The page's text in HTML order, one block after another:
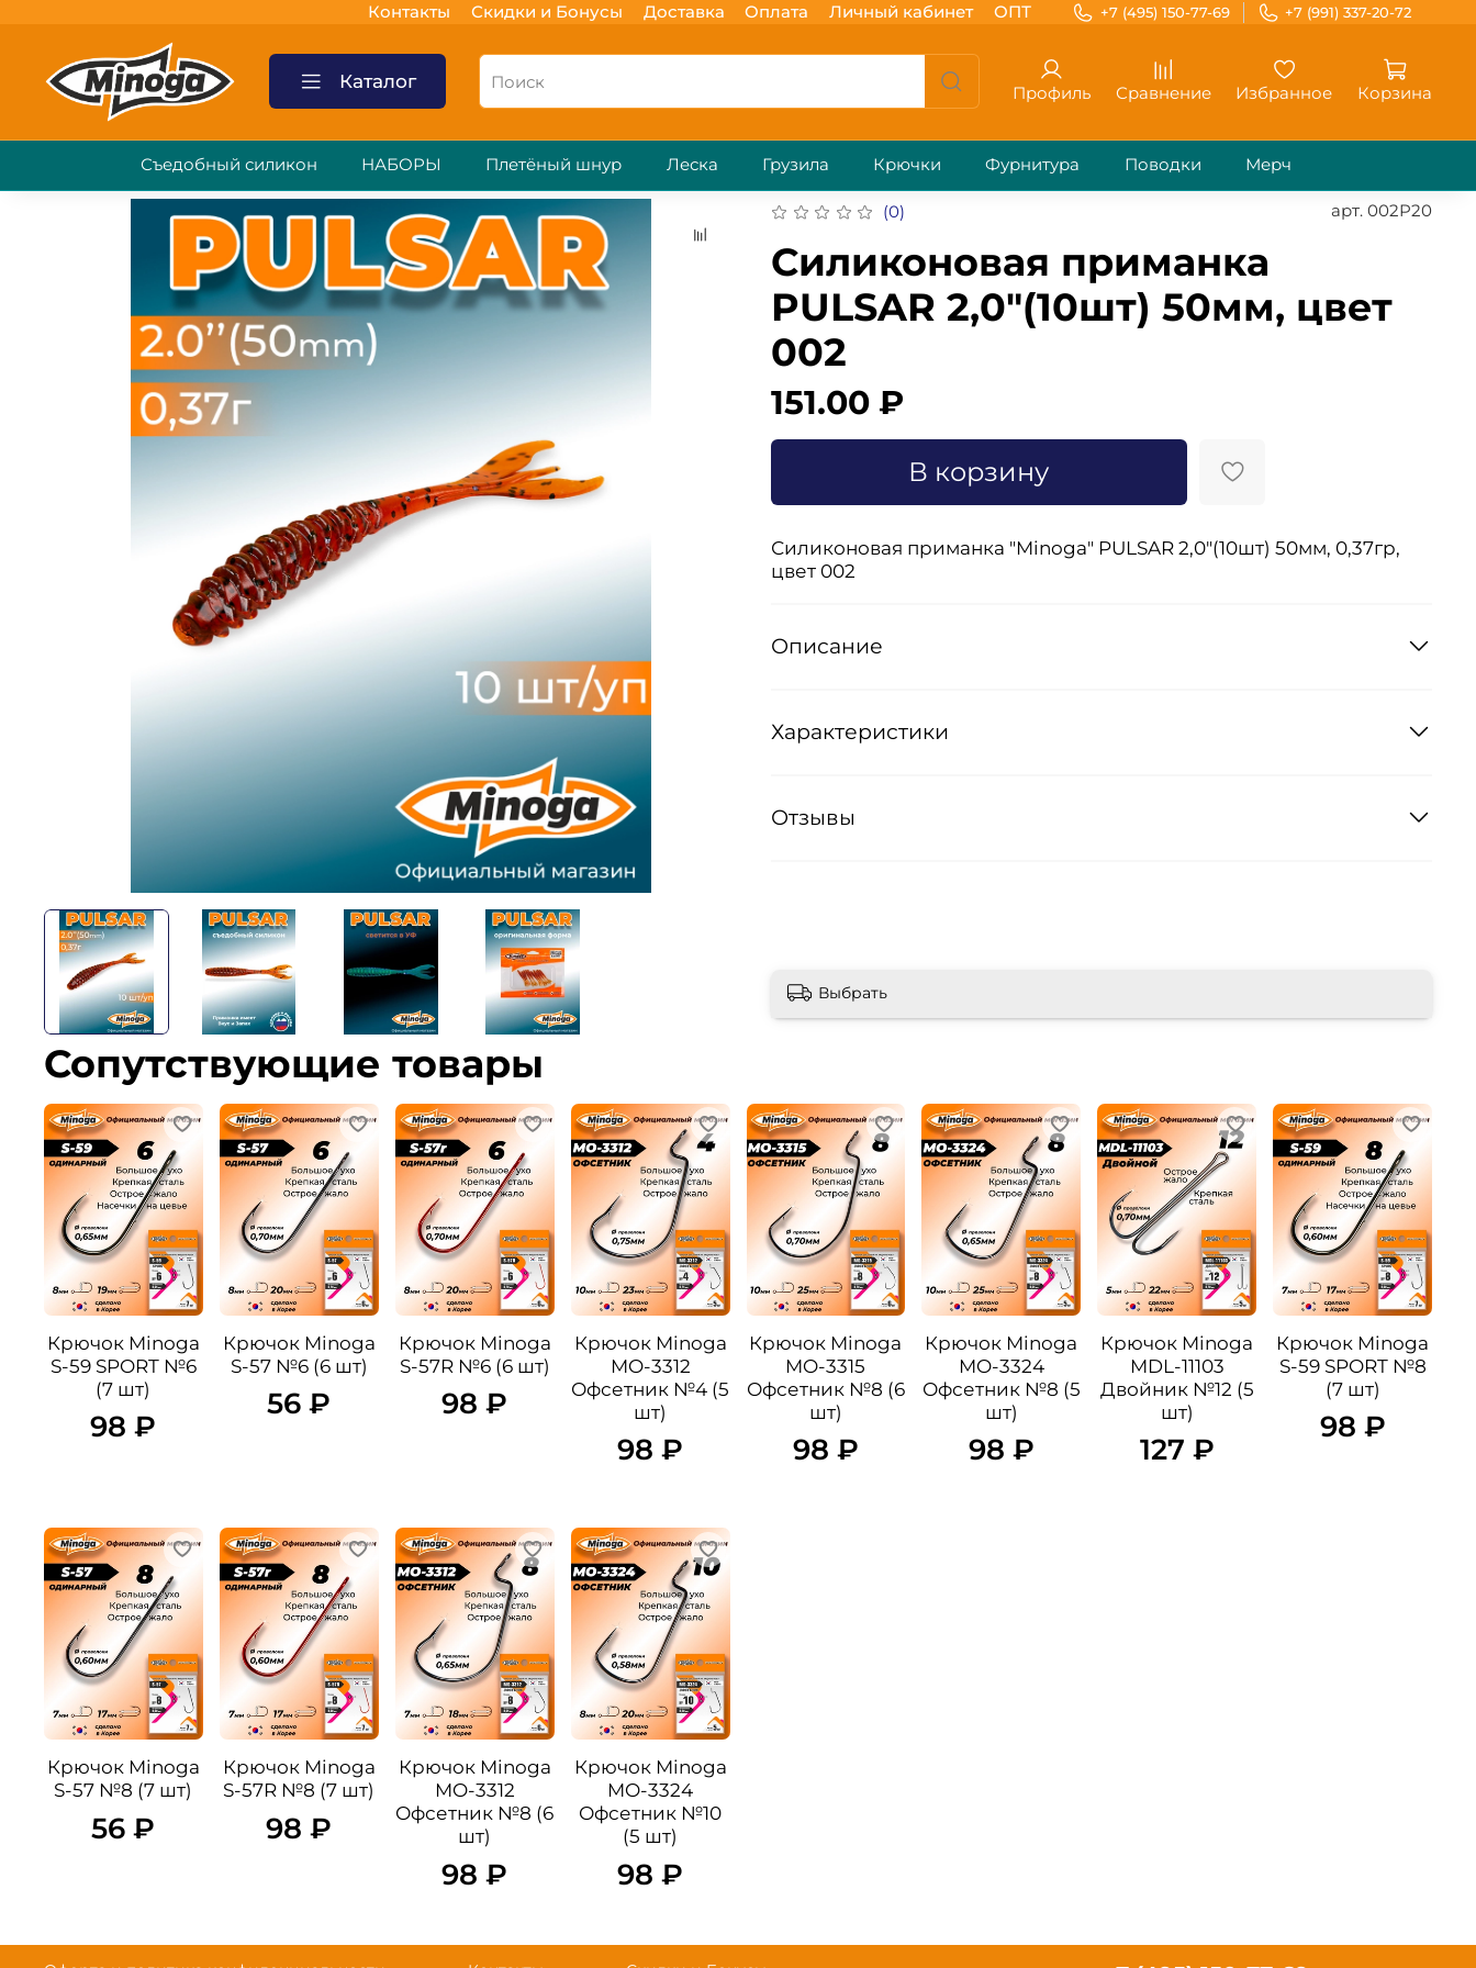
Контакты Скидки и Бонусы Доставка Оплата Личный кабинет ОПТ +7 (495) 150-77-69 +7 (991) 337-20-72
Каталог
Профиль Сравнение Избранное Корзина
Съедобный силикон НАБОРЫ Плетёный шнур Леска Грузила Крючки Фурнитура Поводки Мерч
(0) арт. 002P20
Силиконовая приманка
PULSAR 2,0"(10шт) 50мм, цвет
002
151.00 ₽
В корзину
Силиконовая приманка "Minoga" PULSAR 2,0"(10шт) 50мм, 0,37гр,
цвет 002
Описание
Характеристики
Отзывы
Выбрать
Сопутствующие товары
Крючок Minoga
S-59 SPORT №6
(7 шт)
98 ₽
Крючок Minoga
S-57 №6 (6 шт)
56 ₽
Крючок Minoga
S-57R №6 (6 шт)
98 ₽
Крючок Minoga
MO-3312
Офсетник №4 (5
шт)
98 ₽
Крючок Minoga
MO-3315
Офсетник №8 (6
шт)
98 ₽
Крючок Minoga
MO-3324
Офсетник №8 (5
шт)
98 ₽
Крючок Minoga
MDL-11103
Двойник №12 (5
шт)
127 ₽
Крючок Minoga
S-59 SPORT №8
(7 шт)
98 ₽
Крючок Minoga
S-57 №8 (7 шт)
56 ₽
Крючок Minoga
S-57R №8 (7 шт)
98 ₽
Крючок Minoga
MO-3312
Офсетник №8 (6
шт)
98 ₽
Крючок Minoga
MO-3324
Офсетник №10
(5 шт)
98 ₽